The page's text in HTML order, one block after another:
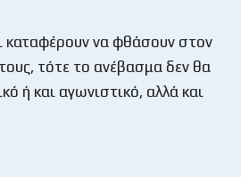
καταφέρουν να φθάσουν στον
τότε το ανέβασμα δεν θα
ή και αγωνιστικό, αλλά και